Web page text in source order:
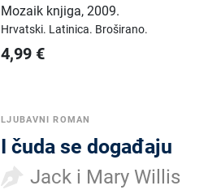
Mozaik knjiga,2009.
Hrvatski. Latinica. Broširano.
4,99 €
LJUBAVNI ROMAN
I čuda se događaju
Jack i Mary Willis